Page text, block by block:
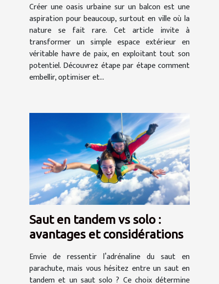
Créer une oasis urbaine sur un balcon est une
aspiration pour beaucoup, surtout en ville où la
nature se fait rare. Cet article invite à
transformer un simple espace extérieur en
véritable havre de paix, en exploitant tout son
potentiel. Découvrez étape par étape comment
embellir, optimiser et...
Saut en tandem vs solo :
avantages et considérations
Envie de ressentir l’adrénaline du saut en
parachute, mais vous hésitez entre un saut en
tandem et un saut solo ? Ce choix détermine